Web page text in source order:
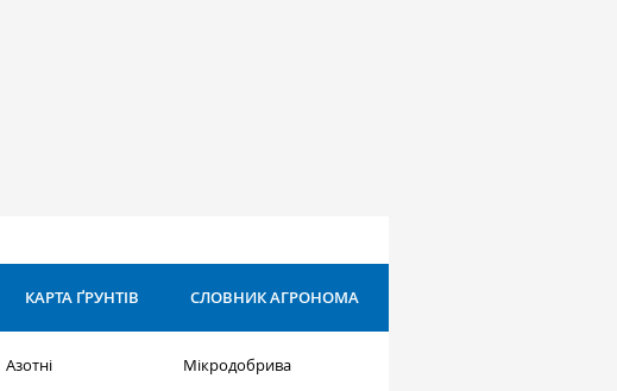
КАРТА ҐРУНТІВ СЛОВНИК АГРОНОМА
Азотні
Мікродобрива